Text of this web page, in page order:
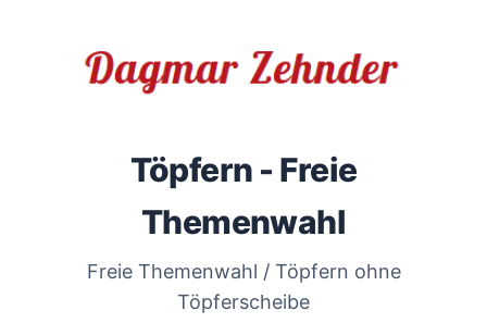
Töpfern - Freie
Themenwahl
Freie Themenwahl / Töpfern ohne
Töpferscheibe